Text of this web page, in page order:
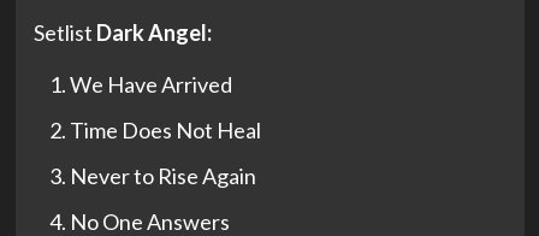
Setlist Dark Angel:
We Have Arrived
Time Does Not Heal
Never to Rise Again
No One Answers